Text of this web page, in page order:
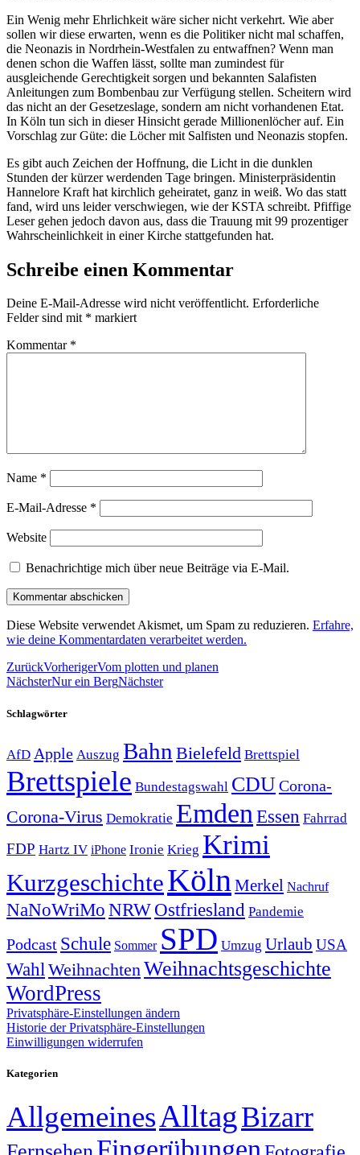
Ein Wenig mehr Ehrlichkeit wäre sicher nicht verkehrt. Wie aber
sollen wir diese erwarten, wenn es die Politiker nicht mal schaffen,
die Neonazis in Nordrhein-Westfalen zu entwaffnen? Wenn man
denen schon die Waffen lässt, sollte man zumindest für
ausgleichende Gerechtigkeit sorgen und bekannten Salafisten
Anleitungen zum Bombenbau zur Verfügung stellen. Scheitern wird
das nicht an der Gesetzeslage, sondern am nicht vorhandenen Etat.
In Köln tun sich in dieser Hinsicht gerade Millionenlöcher auf. Ein
Vorschlag zur Güte: die Löcher mit Salfisten und Neonazis stopfen.
Es gibt auch Zeichen der Hoffnung, die Licht in die dunklen
Stunden der kürzer werdenden Tage bringen. Ministerpräsidentin
Hannelore Kraft hat kirchlich geheiratet, ganz in weiß. Wo das statt
fand, wird uns leider verschwiegen, wie der KSTA schreibt. Pfiffige
Leser gehen jedoch davon aus, dass die Trauung mit 99 prozentiger
Wahrscheinlichkeit in einer Kirche stattgefunden hat.
Schreibe einen Kommentar
Deine E-Mail-Adresse wird nicht veröffentlicht. Erforderliche
Felder sind mit * markiert
Kommentar *
Name *
E-Mail-Adresse *
Website
Benachrichtige mich über neue Beiträge via E-Mail.
Diese Website verwendet Akismet, um Spam zu reduzieren. Erfahre,
wie deine Kommentardaten verarbeitet werden.
ZurückVorherigerVom plotten und planen
NächsterNur ein BergNächster
Schlagwörter
AfD Apple Auszug Bahn Bielefeld Brettspiel
Brettspiele Bundestagswahl CDUCorona-
Corona-Virus Demokratie Emden Essen Fahrrad
FDP Hartz IV iPhone Ironie Krieg Krimi
KurzgeschichteKöln Merkel Nachruf
NaNoWriMo NRWOstfriesland Pandemie
Podcast Schule Sommer SPD Umzug Urlaub USA
Wahl Weihnachten Weihnachtsgeschichte
WordPress
Privatsphäre-Einstellungen ändern
Historie der Privatsphäre-Einstellungen
Einwilligungen widerrufen
Kategorien
AllgemeinesAlltagBizarr